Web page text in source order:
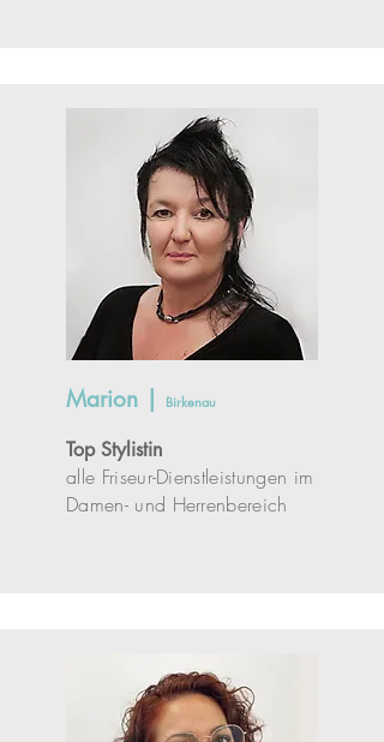
Marion | Birkenau
Top Stylistin
alle Friseur-Dienstleistungen im
Damen- und Herrenbereich